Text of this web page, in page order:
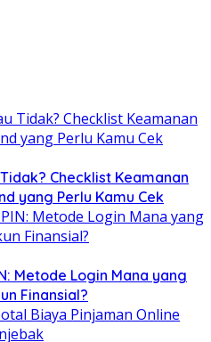
Checklist Keamanan
yang Perlu Kamu Cek
Metode Login Mana yang
Finansial?